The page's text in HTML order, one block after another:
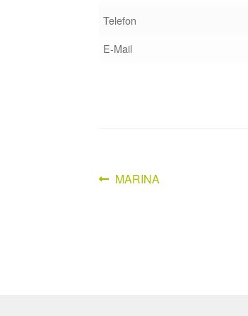
Telefon
E-Mail
Vorheriger
MARINA